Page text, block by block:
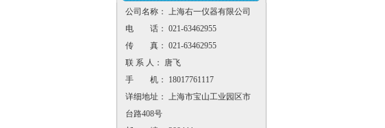
公司名称： 上海右一仪器有限公司
电 话： 021-63462955
传 真： 021-63462955
联 系 人： 唐飞
手 机： 18017761117
详细地址： 上海市宝山工业园区市
台路408号